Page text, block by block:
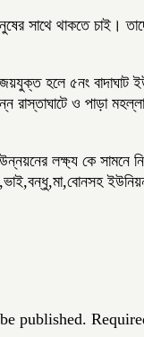
সাথে থাকতে চাই।
হলে ৫নং বাদাঘাট
রাস্তাঘাটে ও পাড়া
লক্ষ্য কে সামনে
published.